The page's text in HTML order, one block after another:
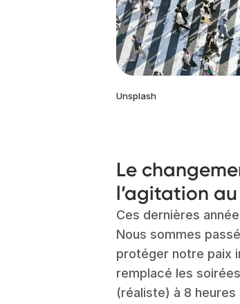
Unsplash
Le
l’agitation
Ces dernières
Nous sommes
protéger notre paix
remplacé les
(réaliste) à 8 heures